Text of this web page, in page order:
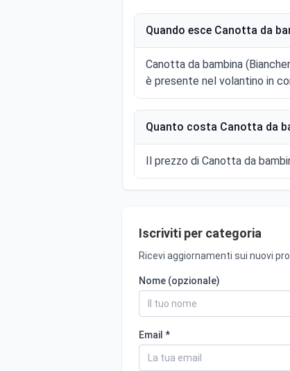
Quando esce Canotta da
Canotta da bambina
è presente nel volantino in
Quanto costa Canotta da
Il prezzo di Canotta da
Iscriviti per categoria
Ricevi aggiornamenti sui nuovi
Nome (opzionale)
Email *